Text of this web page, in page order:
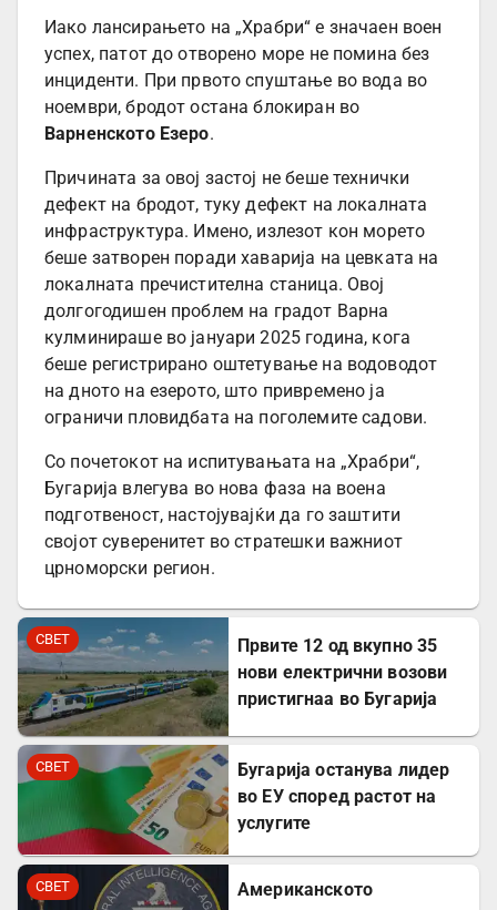
Иако лансирањето на „Храбри“ е значаен воен
успех, патот до отворено море не помина без
инциденти. При првото спуштање во вода во
ноември, бродот остана блокиран во
Варненското Езеро.
Причината за овој застој не беше технички
дефект на бродот, туку дефект на локалната
инфраструктура. Имено, излезот кон морето
беше затворен поради хаварија на цевката на
локалната пречистителна станица. Овој
долгогодишен проблем на градот Варна
кулминираше во јануари 2025 година, кога
беше регистрирано оштетување на водоводот
на дното на езерото, што привремено ја
ограничи пловидбата на поголемите садови.
Со почетокот на испитувањата на „Храбри“,
Бугарија влегува во нова фаза на воена
подготвеност, настојувајќи да го заштити
својот суверенитет во стратешки важниот
црноморски регион.
СВЕТ
Првите 12 од вкупно 35
нови електрични возови
пристигнаа во Бугарија
СВЕТ
Бугарија останува лидер
во ЕУ според растот на
услугите
СВЕТ
Американското